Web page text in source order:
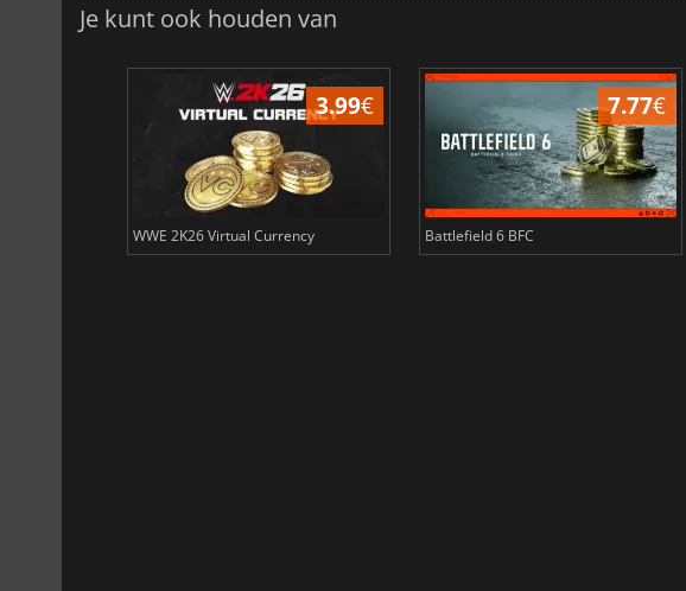
Je kunt ook houden van
3.99€
WWE 2K26 Virtual Currency
7.77€
Battlefield 6 BFC